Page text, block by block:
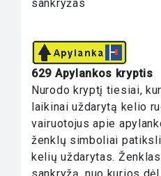
sankryžas
629 Apylankos kryptis
Nurodo kryptį tiesiai,
laikinai uždarytą kelio
vairuotojus apie
ženklų simboliai
kelių uždarytas.